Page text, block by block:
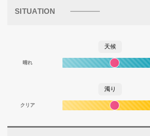
SITUATION
天候
晴れ
濁り
クリア